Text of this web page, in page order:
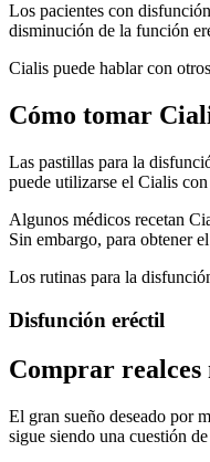
Los pacientes con
disminución de la función
Cialis puede hablar con
Cómo tomar
Las pastillas para la
puede utilizarse el Cialis
Algunos médicos recetan
Sin embargo, para obtener
Los rutinas para la
Disfunción eréctil
Comprar realces
El gran sueño deseado por
sigue siendo una cuestión